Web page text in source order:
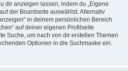
dir anzeigen lassen, indem du „Eigene
der Boardseite auswählst. Alternativ
in deinem persönlichen Bereich
auf deiner eigenen Profilseite
Suche, um nach von dir erstellen Themen
Optionen in die Suchmaske ein.